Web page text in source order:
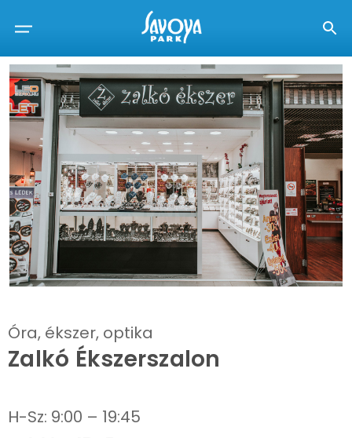
Óra, ékszer, optika
Zalkó Ékszerszalon
H-Sz: 9:00 – 19:45